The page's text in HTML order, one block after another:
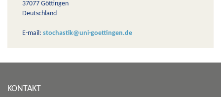
37077 Göttingen
Deutschland
E-mail: stochastik@uni-goettingen.de
KONTAKT